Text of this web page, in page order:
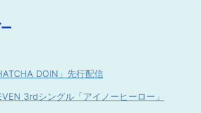
DOIN」先行配信
3rdシングル「アイノーヒーロー」